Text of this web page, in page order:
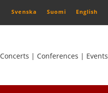
Svenska Suomi English
Concerts | Conferences | Events